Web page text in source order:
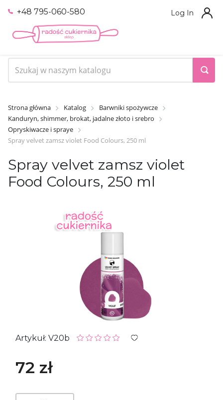
+48 795-060-580 Log In
Strona główna Katalog
Barwniki spożywcze
Kanduryn, shimmer, brokat, jadalne złoto i srebro
Opryskiwacze i spraye
Spray velvet zamsz violet Food Colours, 250 ml
Spray velvet zamsz violet
Food Colours, 250 ml
Artykuł: V20b
72 zł